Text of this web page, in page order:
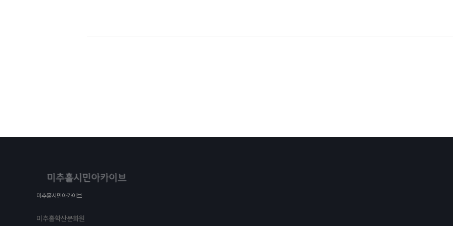
미추홀시민아카이브
미추홀학산문화원